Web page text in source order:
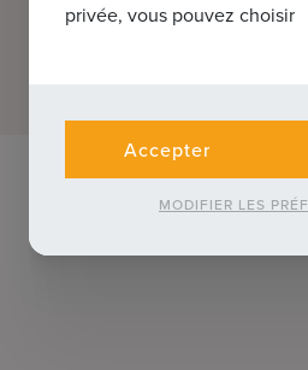
privée, vous pouvez choisir
Accepter
MODIFIER LES